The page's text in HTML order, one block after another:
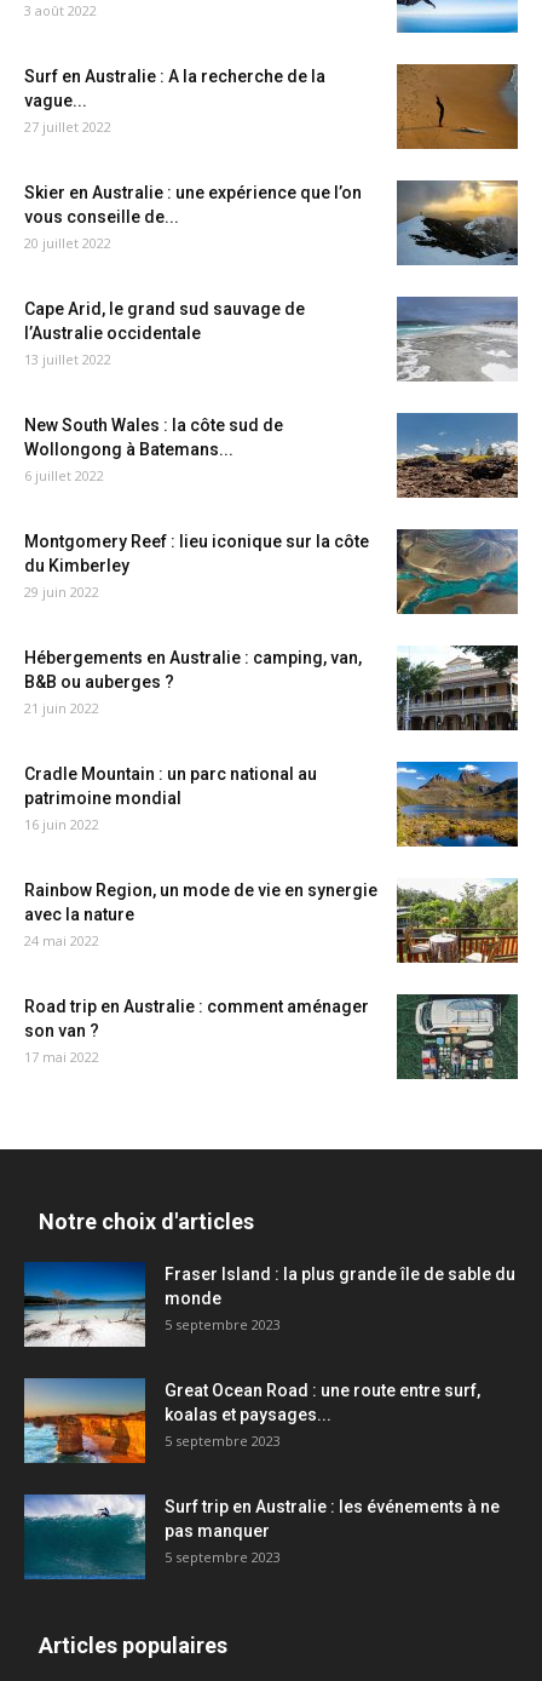
3 août 2022
Surf en Australie : A la recherche de la
vague...
27 juillet 2022
Skier en Australie : une expérience que l’on
vous conseille de...
20 juillet 2022
Cape Arid, le grand sud sauvage de
l’Australie occidentale
13 juillet 2022
New South Wales : la côte sud de
Wollongong à Batemans...
6 juillet 2022
Montgomery Reef : lieu iconique sur la côte
du Kimberley
29 juin 2022
Hébergements en Australie : camping, van,
B&B ou auberges ?
21 juin 2022
Cradle Mountain : un parc national au
patrimoine mondial
16 juin 2022
Rainbow Region, un mode de vie en synergie
avec la nature
24 mai 2022
Road trip en Australie : comment aménager
son van ?
17 mai 2022
Notre choix d'articles
Fraser Island : la plus grande île de sable du
monde
5 septembre 2023
Great Ocean Road : une route entre surf,
koalas et paysages...
5 septembre 2023
Surf trip en Australie : les événements à ne
pas manquer
5 septembre 2023
Articles populaires